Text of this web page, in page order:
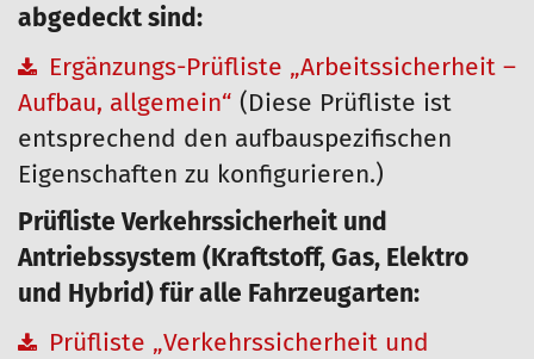
abgedeckt sind:
Ergänzungs-Prüfliste „Arbeitssicherheit –
Aufbau, allgemein“ (Diese Prüfliste ist
entsprechend den aufbauspezifischen
Eigenschaften zu konfigurieren.)
Prüfliste Verkehrssicherheit und
Antriebssystem (Kraftstoff, Gas, Elektro
und Hybrid) für alle Fahrzeugarten:
Prüfliste „Verkehrssicherheit und